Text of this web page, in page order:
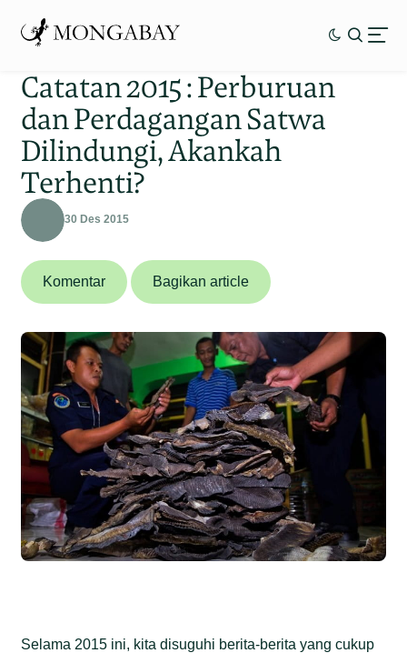
Catatan 2015 : Perburuan
dan Perdagangan Satwa
Dilindungi, Akankah
Terhenti?
30 Des 2015
Komentar Bagikan article
Selama 2015 ini, kita disuguhi berita-berita yang cukup